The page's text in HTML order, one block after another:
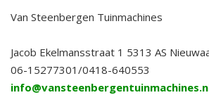
Van Steenbergen Tuinmachines
Jacob Ekelmansstraat 1 5313 AS
06-15277301/0418-640553